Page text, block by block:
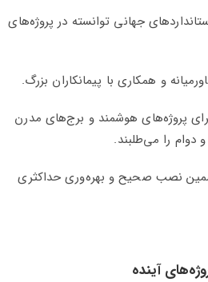
جهانی توانسته در پروژه‌های
و همکاری با پیمانکاران بزرگ.
پروژه‌های هوشمند و برج‌های مدرن
دوام را می‌طلبند.
نصب صحیح و بهره‌وری حداکثری